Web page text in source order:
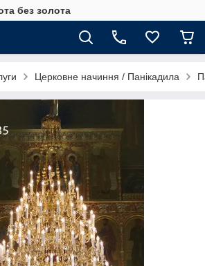
без золота
Церковне начиння / Панікадила